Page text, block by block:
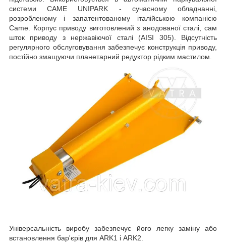
системи CAME UNIPARK - сучасному обладнанні,
розробленому і запатентованому італійською компанією
Came. Корпус приводу виготовлений з анодованої сталі, сам
шток приводу з нержавіючої сталі (AISI 305). Відсутність
регулярного обслуговування забезпечує конструкція приводу,
постійно змащуючи планетарний редуктор рідким мастилом.
Універсальність виробу забезпечує його легку заміну або
встановлення бар'єрів для ARK1 і ARK2.